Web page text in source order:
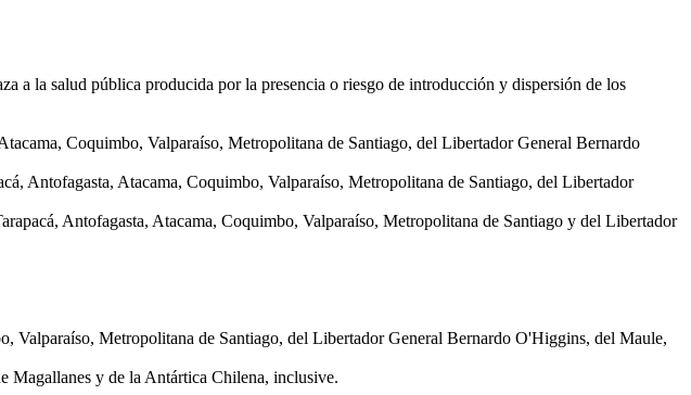
a la salud pública producida por la presencia o riesgo de introducción y dispersión de los
Coquimbo, Valparaíso, Metropolitana de Santiago, del Libertador General Bernardo
Antofagasta, Atacama, Coquimbo, Valparaíso, Metropolitana de Santiago, del Libertador
Antofagasta, Atacama, Coquimbo, Valparaíso, Metropolitana de Santiago y del Libertador
Valparaíso, Metropolitana de Santiago, del Libertador General Bernardo O'Higgins, del Maule,
Magallanes y de la Antártica Chilena, inclusive.